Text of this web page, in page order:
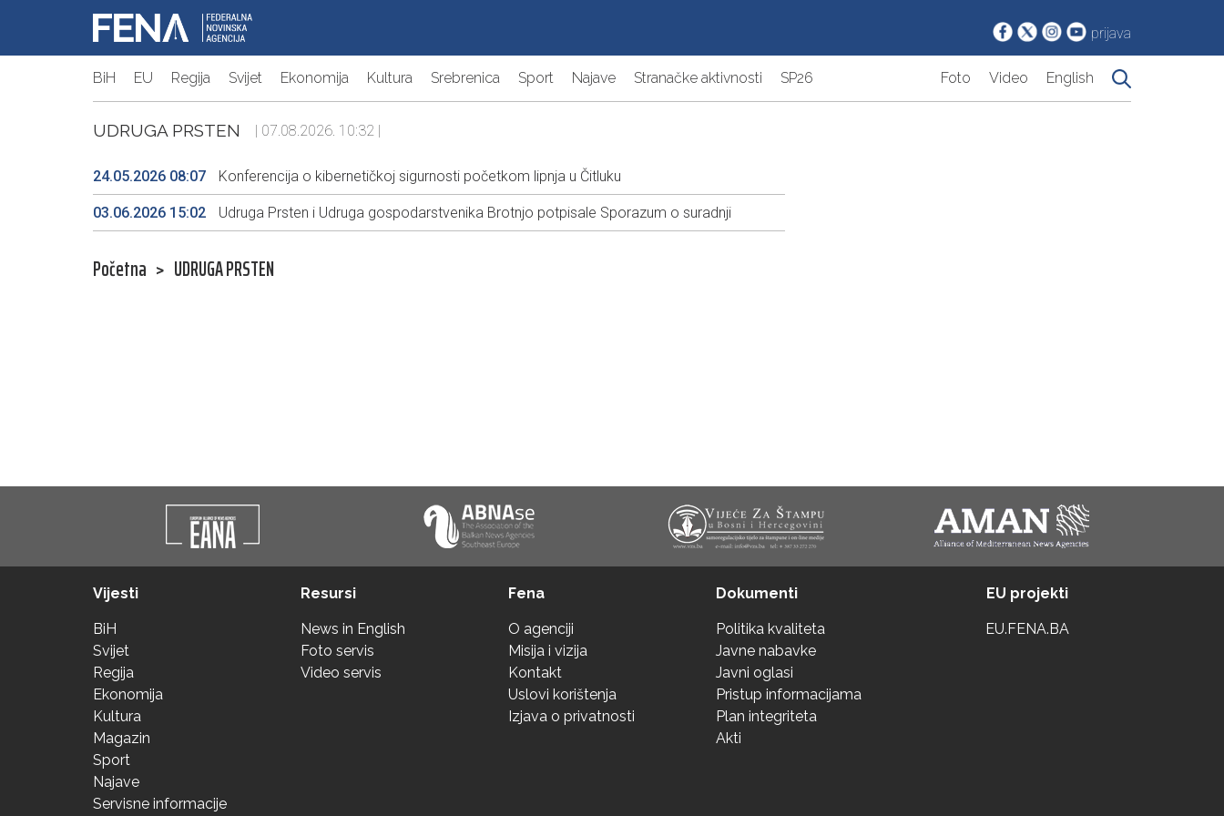
prijava
BiH EU Regija Svijet Ekonomija Kultura Srebrenica Sport Najave Stranačke aktivnosti SP26 Foto Video English
UDRUGA PRSTEN | 07.08.2026. 10:32 |
24.05.2026 08:07 Konferencija o kibernetičkoj sigurnosti početkom lipnja u Čitluku
03.06.2026 15:02 Udruga Prsten i Udruga gospodarstvenika Brotnjo potpisale Sporazum o suradnji
Početna > UDRUGA PRSTEN
Vijesti
BiH
Svijet
Regija
Ekonomija
Kultura
Magazin
Sport
Najave
Servisne informacije
Resursi
News in English
Foto servis
Video servis
Fena
O agenciji
Misija i vizija
Kontakt
Uslovi korištenja
Izjava o privatnosti
Dokumenti
Politika kvaliteta
Javne nabavke
Javni oglasi
Pristup informacijama
Plan integriteta
Akti
EU projekti
EU.FENA.BA